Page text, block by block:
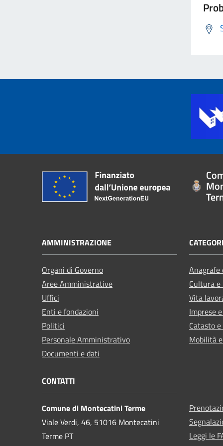
AMMINISTRAZIONE
Organi di Governo
Aree Amministrative
Uffici
Enti e fondazioni
Politici
Personale Amministrativo
Documenti e dati
Cultura
Vita
Imprese
Catasto
Mobilità
CONTATTI
Comune di Montecatini Terme
Viale Verdi, 46, 51016 Montecatini
Terme PT
Leggi le